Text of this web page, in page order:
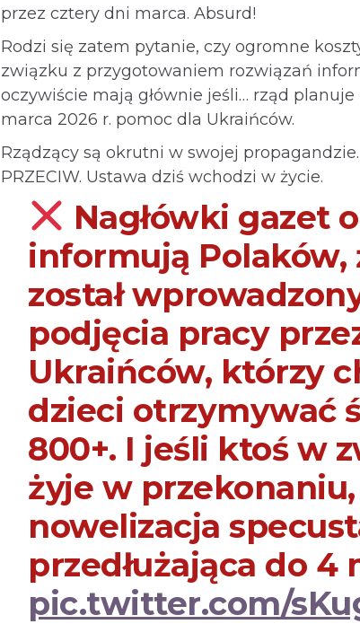
przez cztery dni marca. Absurd!
Rodzi się zatem pytanie, czy ogromne
związku z przygotowaniem rozwiązań
oczywiście mają głównie jeśli… rząd planuje
marca 2026 r. pomoc dla Ukraińców.
Rządzący są okrutni w swojej
PRZECIW. Ustawa dziś wchodzi w życie.
Nagłówki gazet
informują Polaków,
został
podjęcia pracy
Ukraińców, którzy
dzieci otrzymywać
800+. I jeśli ktoś w
żyje w
nowelizacja
przedłużająca do 4
pic.twitter.com/